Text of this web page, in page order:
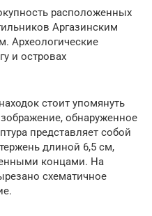
расположенных
Аргазинским
Археологические
и островах
стоит упомянуть
обнаруженное
представляет собой
длиной 6,5 см,
концами. На
схематичное